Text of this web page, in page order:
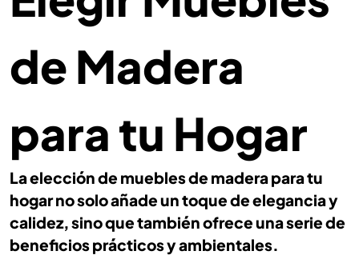
de Madera
para tu Hogar
La elección de muebles de madera para tu
hogar no solo añade un toque de elegancia y
calidez, sino que también ofrece una serie de
beneficios prácticos y ambientales.